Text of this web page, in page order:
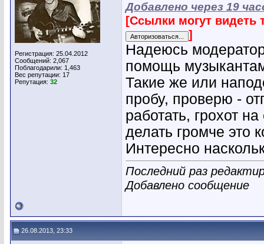
Регистрация: 25.04.2012
Сообщений: 2,067
Поблагодарили: 1,463
Вес репутации: 17
Репутация: 32
Добавлено через 19
[Ссылки могут видеть
]
Надеюсь
помощь
Такие же или
пробу, проверю -
работать, грохот
делать громче это
Интересно
Последний раз
Добавлено сообщение
26.08.2013, 23:33